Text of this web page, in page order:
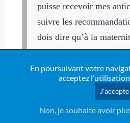
En poursuivant votre
acceptez
J'accepte
Non, je souhaite avoir
puisse recevoir mes
suivre les
dois dire qu’à la
vraiment bien
mais j’étais déterminée,
de persister dans cette
été un peu compliqués,
césarienne en urgence